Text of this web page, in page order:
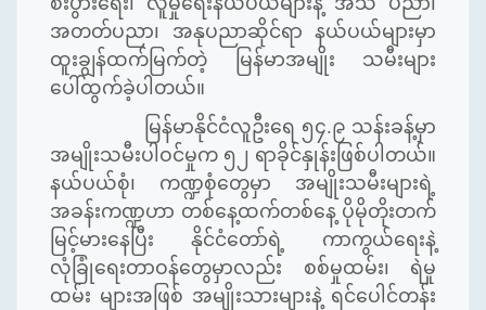
အတတ်ပညာ၊ အနုပညာဆိုင်ရာ နယ်ပယ်များမှာ
ထူးချွန်ထက်မြက်တဲ့ မြန်မာအမျိုး သမီးများ
ပေါ်ထွက်ခဲ့ပါတယ်။
မြန်မာနိုင်ငံလူဦးရေ ၅၄.၉ သန်းခန့်မှာ
အမျိုးသမီးပါဝင်မှုက ၅၂ ရာခိုင်နှုန်းဖြစ်ပါတယ်။
နယ်ပယ်စုံ၊ ကဏ္ဍစုံတွေမှာ အမျိုးသမီးများရဲ့
အခန်းကဏ္ဍဟာ တစ်နေ့ထက်တစ်နေ့ ပိုမိုတိုးတက်
မြင့်မားနေပြီး နိုင်ငံတော်ရဲ့ ကာကွယ်ရေးနဲ့
လုံခြုံရေးတာဝန်တွေမှာလည်း စစ်မှုထမ်း၊ ရဲမှု
ထမ်း များအဖြစ် အမျိုးသားများနဲ့ ရင်ပေါင်တန်း